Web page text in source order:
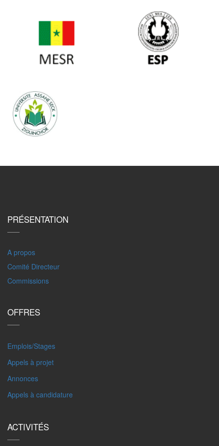
PRÉSENTATION
A propos
Comité Directeur
Commissions
OFFRES
Emplois/Stages
Appels à projet
Annonces
Appels à candidature
ACTIVITÉS